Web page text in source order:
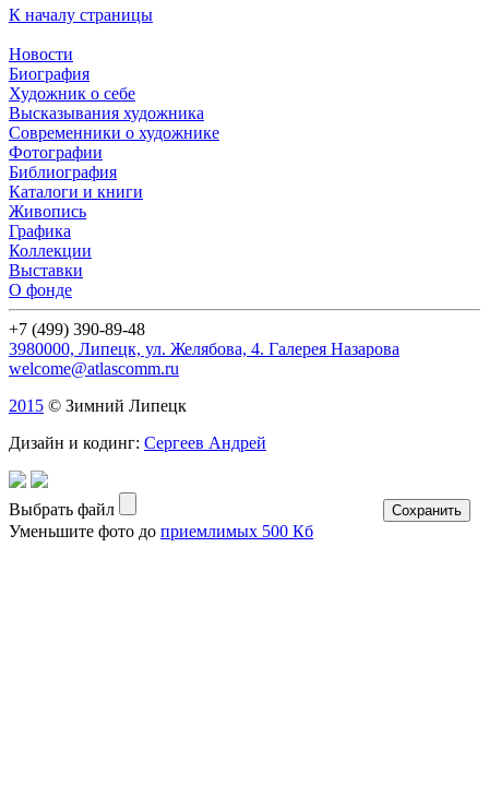
К началу страницы
Новости
Биография
Художник о себе
Выcказывания художника
Современники о художнике
Фотографии
Библиография
Каталоги и книги
Живопись
Графика
Коллекции
Выставки
О фонде
+7 (499) 390-89-48
3980000, Липецк, ул. Желябова, 4. Галерея Назарова
welcome@atlascomm.ru
2015 © Зимний Липецк
Дизайн и кодинг: Сергеев Андрей
Выбрать файл
Уменьшите фото до приемлимых 500 Кб